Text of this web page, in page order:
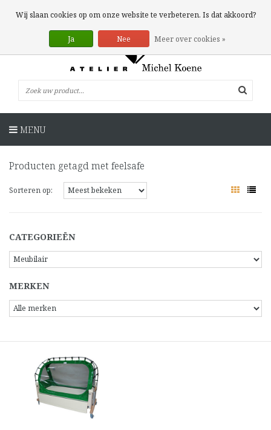
0 Artikelen
MENU
Producten getagd met feelsafe
Sorteren op:
CATEGORIEËN
MERKEN
Wij slaan cookies op om onze website te verbeteren. Is dat akkoord?
Ja Nee Meer over cookies »